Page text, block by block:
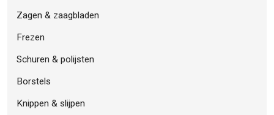
Zagen & zaagbladen
Frezen
Schuren & polijsten
Borstels
Knippen & slijpen